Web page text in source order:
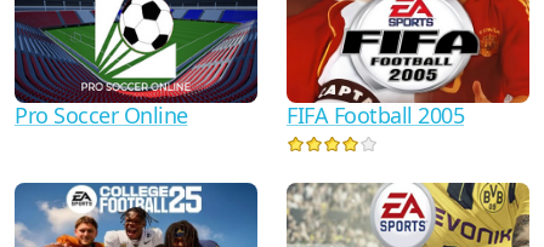
Pro Soccer Online FIFA Football 2005